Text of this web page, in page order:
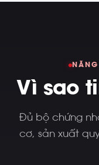
Vì sao
Đủ bộ chứng
cơ, sản xuất